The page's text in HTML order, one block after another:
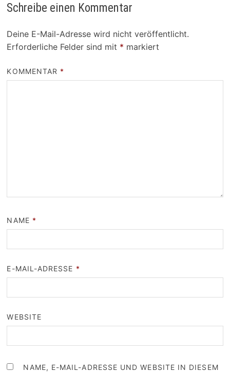
Schreibe einen Kommentar
Deine E-Mail-Adresse wird nicht veröffentlicht.
Erforderliche Felder sind mit * markiert
KOMMENTAR *
NAME *
E-MAIL-ADRESSE *
WEBSITE
NAME, E-MAIL-ADRESSE UND WEBSITE IN DIESEM